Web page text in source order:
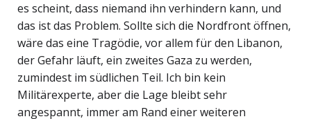
es scheint, dass niemand ihn verhindern kann, und
das ist das Problem. Sollte sich die Nordfront öffnen,
wäre das eine Tragödie, vor allem für den Libanon,
der Gefahr läuft, ein zweites Gaza zu werden,
zumindest im südlichen Teil. Ich bin kein
Militärexperte, aber die Lage bleibt sehr
angespannt, immer am Rand einer weiteren